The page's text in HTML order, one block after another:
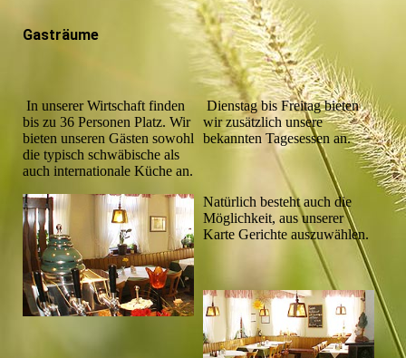
Gasträume
In unserer Wirtschaft finden
bis zu 36 Personen Platz. Wir
bieten unseren Gästen sowohl
die typisch schwäbische als
auch internationale Küche an.
Dienstag bis Freitag bieten
wir zusätzlich unsere
bekannten Tagesessen an.
Natürlich besteht auch die
Möglichkeit, aus unserer
Karte Gerichte auszuwählen.